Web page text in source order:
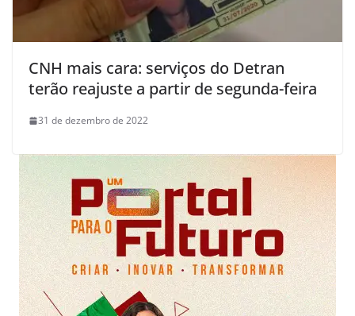
CNH mais cara: serviços do Detran
terão reajuste a partir de segunda-feira
31 de dezembro de 2022